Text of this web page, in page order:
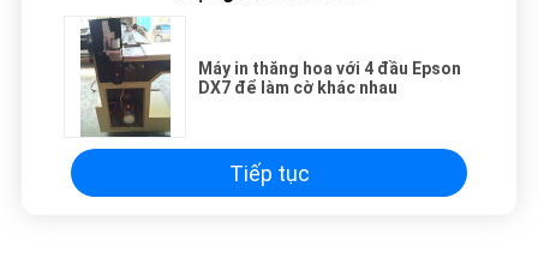
Máy in thăng hoa với 4 đầu Epson
DX7 để làm cờ khác nhau
Tiếp tục